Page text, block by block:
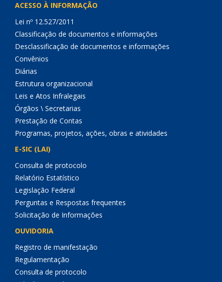
ACESSO À INFORMAÇÃO
Lei nº 12.527/2011
Classificação de documentos e informações
Desclassificação de documentos e informações
Convênios
Diárias
Estrutura organizacional
Leis e Atos Infralegais
Órgãos \ Secretarias
Prestação de Contas
Programas, projetos, ações, obras e atividades
E-SIC (LAI)
Consulta de protocolo
Relatório Estatístico
Legislação Federal
Perguntas e Respostas frequentes
Solicitação de Informações
OUVIDORIA
Registro de manifestação
Regulamentação
Consulta de protocolo